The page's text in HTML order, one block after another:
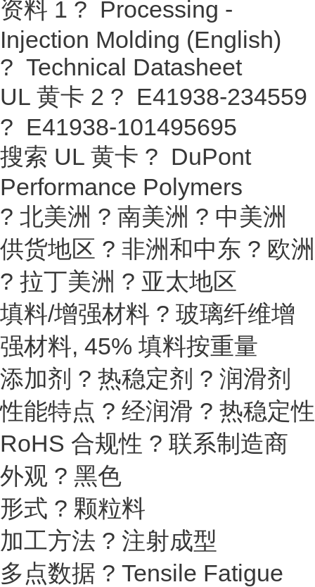
资料 1 ? Processing -
Injection Molding (English)
? Technical Datasheet
UL 黄卡 2 ? E41938-234559
? E41938-101495695
搜索 UL 黄卡 ? DuPont
Performance Polymers
? 北美洲 ? 南美洲 ? 中美洲
供货地区 ? 非洲和中东 ? 欧洲
? 拉丁美洲 ? 亚太地区
填料/增强材料 ? 玻璃纤维增
强材料, 45% 填料按重量
添加剂 ? 热稳定剂 ? 润滑剂
性能特点 ? 经润滑 ? 热稳定性
RoHS 合规性 ? 联系制造商
外观 ? 黑色
形式 ? 颗粒料
加工方法 ? 注射成型
多点数据 ? Tensile Fatigue